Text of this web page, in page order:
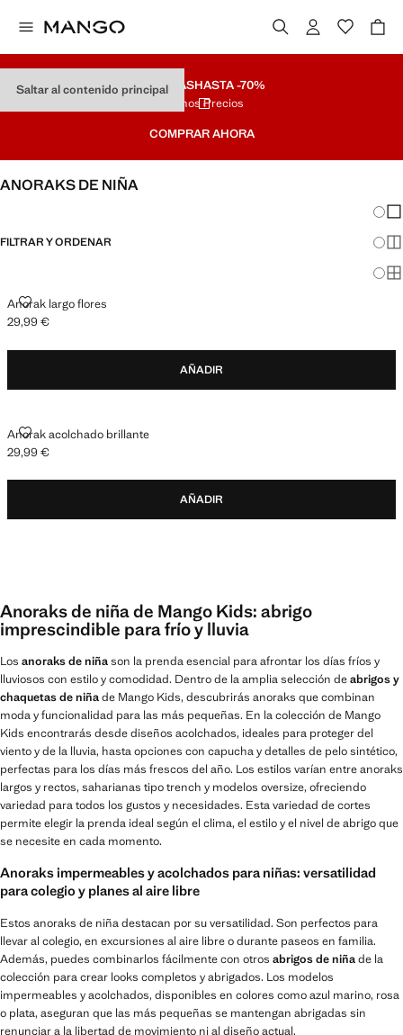
Saltar al contenido principal
REBAJASHASTA -70%
Últimos Precios
COMPRAR AHORA
ANORAKS DE NIÑA
FILTRAR Y ORDENAR
Anorak largo flores
ANORAK LARGO FLORES
Precio actual [29,99 € ]
29,99 €
AÑADIR
Anorak acolchado brillante
ANORAK ACOLCHADO BRILLANTE
Precio actual [29,99 € ]
29,99 €
AÑADIR
Anoraks de niña de Mango Kids: abrigo
imprescindible para frío y lluvia
Los anoraks de niñason la prenda esencial para afrontar los días fríos y
lluviosos con estilo y comodidad. Dentro de la amplia selección deabrigos y
chaquetas de niñade Mango Kids, descubrirás anoraks que combinan
moda y funcionalidad para las más pequeñas. En la colección de Mango
Kids encontrarás desde diseños acolchados, ideales para proteger del
viento y de la lluvia, hasta opciones con capucha y detalles de pelo sintético,
perfectas para los días más frescos del año. Los estilos varían entre anoraks
largos y rectos, saharianas tipo trench y modelos oversize, ofreciendo
variedad para todos los gustos y necesidades. Esta variedad de cortes
permite elegir la prenda ideal según el clima, el estilo y el nivel de abrigo que
se necesite en cada momento.
Anoraks impermeables y acolchados para niñas: versatilidad
para colegio y planes al aire libre
Estos anoraks de niña destacan por su versatilidad. Son perfectos para
llevar al colegio, en excursiones al aire libre o durante paseos en familia.
Además, puedes combinarlos fácilmente con otros abrigos de niñade la
colección para crear looks completos y abrigados. Los modelos
impermeables y acolchados, disponibles en colores como azul marino, rosa
o plata, aseguran que las más pequeñas se mantengan abrigadas sin
renunciar a la libertad de movimiento ni al diseño actual.